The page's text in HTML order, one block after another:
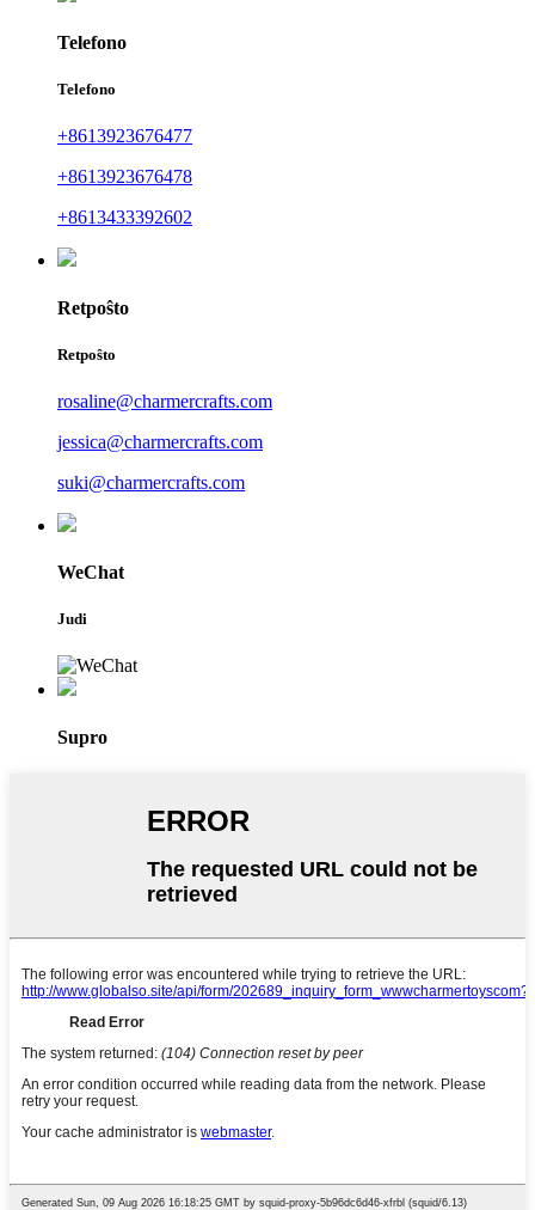
Telefono
Telefono
+8613923676477
+8613923676478
+8613433392602
Retpoŝto
Retpoŝto
rosaline@charmercrafts.com
jessica@charmercrafts.com
suki@charmercrafts.com
WeChat
Judi
Supro